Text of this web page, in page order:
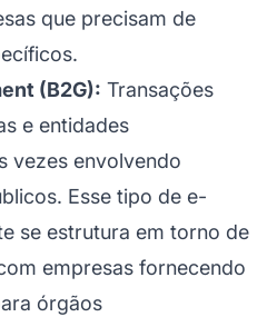
que precisam de
(B2G): Transações
e entidades
vezes envolvendo
Esse tipo de e-
se estrutura em torno de
empresas fornecendo
órgãos